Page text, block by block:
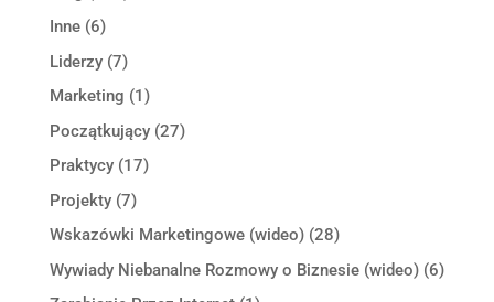
Inne(6)
Liderzy(7)
Marketing (1)
Początkujący(27)
Praktycy(17)
Projekty(7)
Wskazówki Marketingowe (wideo)(28)
Wywiady Niebanalne Rozmowy o Biznesie (wideo)(6)